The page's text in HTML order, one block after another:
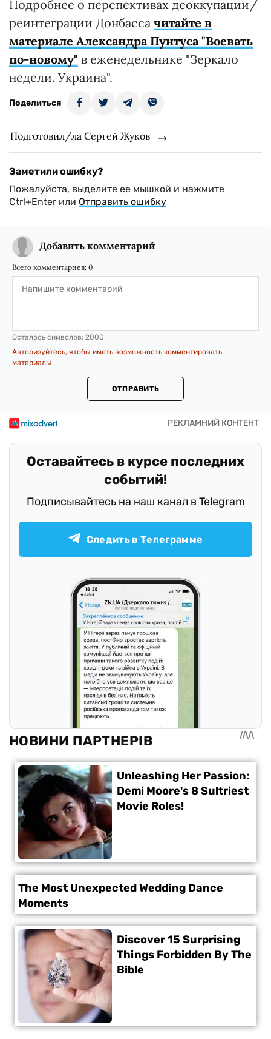
Подробнее о перспективах деоккупации/
реинтеграции Донбасса читайте в
материале Александра Пунтуса "Воевать
по-новому" в еженедельнике "Зеркало
недели. Украина".
Поделиться
Подготовил/ла Сергей Жуков
Заметили ошибку?
Пожалуйста, выделите ее мышкой и нажмите
Ctrl+Enter или Отправить ошибку
Добавить комментарий
Всего комментариев: 0
Осталось символов: 2000
Авторизуйтесь, чтобы иметь возможность комментировать
материалы
ОТПРАВИТЬ
Оставайтесь в курсе последних
событий!
Подписывайтесь на наш канал в Telegram
Следить в Телеграмме